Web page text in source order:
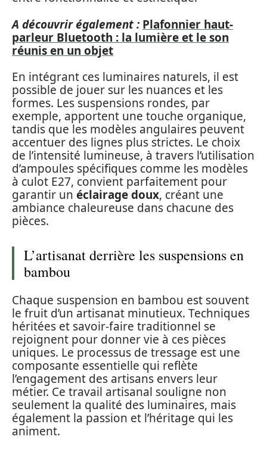
A découvrir également : Plafonnier haut-
parleur Bluetooth : la lumière et le son
réunis en un objet
En intégrant ces luminaires naturels, il est
possible de jouer sur les nuances et les
formes. Les suspensions rondes, par
exemple, apportent une touche organique,
tandis que les modèles angulaires peuvent
accentuer des lignes plus strictes. Le choix
de l’intensité lumineuse, à travers l’utilisation
d’ampoules spécifiques comme les modèles
à culot E27, convient parfaitement pour
garantir un éclairage doux, créant une
ambiance chaleureuse dans chacune des
pièces.
L’artisanat derrière les suspensions en
bambou
Chaque suspension en bambou est souvent
le fruit d’un artisanat minutieux. Techniques
héritées et savoir-faire traditionnel se
rejoignent pour donner vie à ces pièces
uniques. Le processus de tressage est une
composante essentielle qui reflète
l’engagement des artisans envers leur
métier. Ce travail artisanal souligne non
seulement la qualité des luminaires, mais
également la passion et l’héritage qui les
animent.